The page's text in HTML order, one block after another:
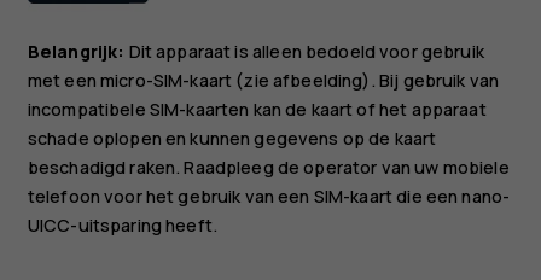
Belangrijk: Dit apparaat is alleen bedoeld voor gebruik
met een micro-SIM-kaart (zie afbeelding). Bij gebruik van
incompatibele SIM-kaarten kan de kaart of het apparaat
schade oplopen en kunnen gegevens op de kaart
beschadigd raken. Raadpleeg de operator van uw mobiele
telefoon voor het gebruik van een SIM-kaart die een nano-
UICC-uitsparing heeft.